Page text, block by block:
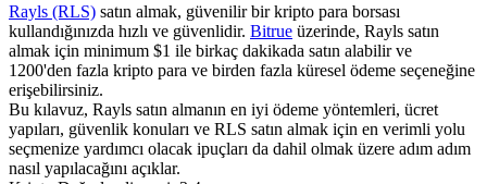
USDT Vadeli İşlemleri
Rayls (RLS) satın almak, güvenilir bir kripto para borsası
kullandığınızda hızlı ve güvenlidir. Bitrue üzerinde, Rayls satın
almak için minimum $1 ile birkaç dakikada satın alabilir ve
1200'den fazla kripto para ve birden fazla küresel ödeme seçeneğine
erişebilirsiniz.
Bu kılavuz, Rayls satın almanın en iyi ödeme yöntemleri, ücret
yapıları, güvenlik konuları ve RLS satın almak için en verimli yolu
seçmenize yardımcı olacak ipuçları da dahil olmak üzere adım adım
nasıl yapılacağını açıklar.